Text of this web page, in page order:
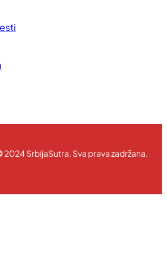
2024 SrbijaSutra. Sva prava zadržana.